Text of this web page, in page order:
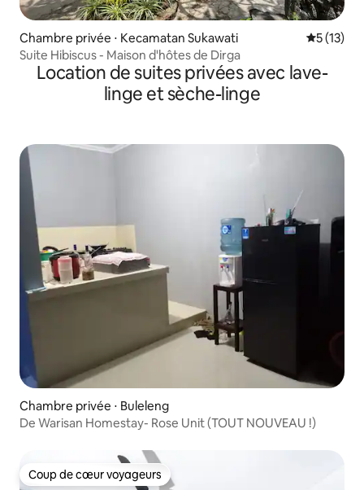
Chambre privée ⋅ Kecamatan Sukawati
5 (13)
Suite Hibiscus - Maison d'hôtes de Dirga
Location de suites privées avec lave-
linge et sèche-linge
Chambre privée ⋅ Buleleng
De Warisan Homestay- Rose Unit (TOUT NOUVEAU !)
Coup de cœur voyageurs
Coup de cœur voyageurs